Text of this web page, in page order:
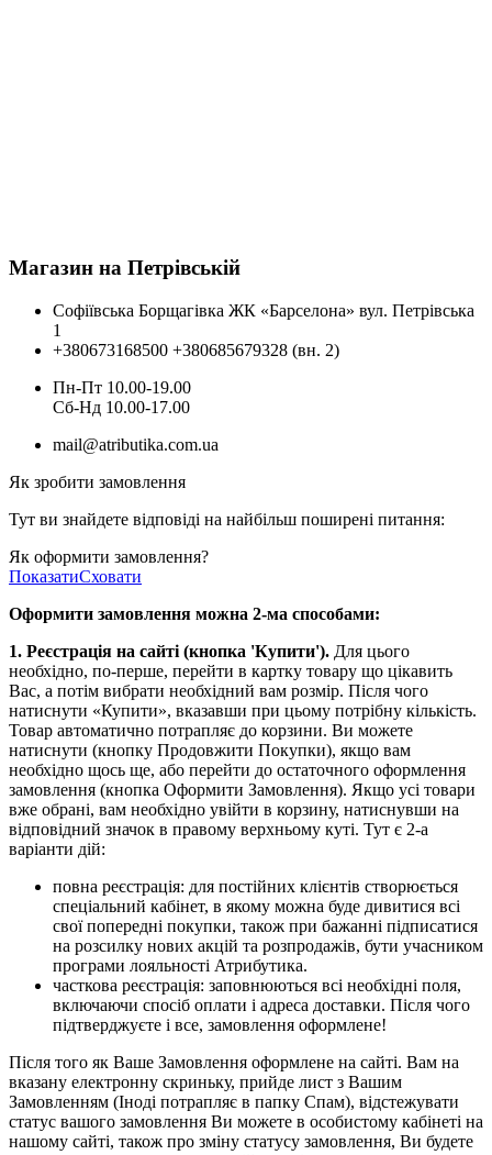
Магазин на Петрівській
Софіївська Борщагівка ЖК «Барселона» вул. Петрівська
1
+380673168500 +380685679328 (вн. 2)
Пн-Пт 10.00-19.00
Cб-Нд 10.00-17.00
mail@atributika.com.ua
Як зробити замовлення
Тут ви знайдете відповіді на найбільш поширені питання:
Як оформити замовлення?
ПоказатиСховати
Оформити замовлення можна 2-ма способами:
1. Реєстрація на сайті (кнопка 'Купити'). Для цього
необхідно, по-перше, перейти в картку товару що цікавить
Вас, а потім вибрати необхідний вам розмір. Після чого
натиснути «Купити», вказавши при цьому потрібну кількість.
Товар автоматично потрапляє до корзини. Ви можете
натиснути (кнопку Продовжити Покупки), якщо вам
необхідно щось ще, або перейти до остаточного оформлення
замовлення (кнопка Оформити Замовлення). Якщо усі товари
вже обрані, вам необхідно увійти в корзину, натиснувши на
відповідний значок в правому верхньому куті. Тут є 2-а
варіанти дій:
повна реєстрація: для постійних клієнтів створюється
спеціальний кабінет, в якому можна буде дивитися всі
свої попередні покупки, також при бажанні підписатися
на розсилку нових акцій та розпродажів, бути учасником
програми лояльності Атрибутика.
часткова реєстрація: заповнюються всі необхідні поля,
включаючи спосіб оплати і адреса доставки. Після чого
підтверджуєте і все, замовлення оформлене!
Після того як Ваше Замовлення оформлене на сайті. Вам на
вказану електронну скриньку, прийде лист з Вашим
Замовленням (Іноді потрапляє в папку Спам), відстежувати
статус вашого замовлення Ви можете в особистому кабінеті на
нашому сайті, також про зміну статусу замовлення, Ви будете